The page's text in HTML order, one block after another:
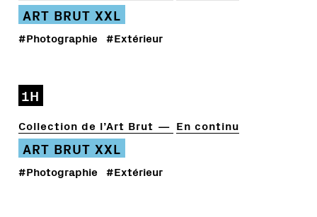
ART BRUT XXL
#Photographie #Extérieur
1H
Collection de l’Art Brut En continu
ART BRUT XXL
#Photographie #Extérieur